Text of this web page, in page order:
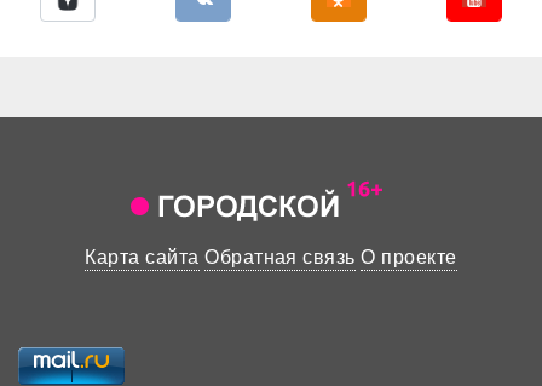
Карта сайта Обратная связь О проекте